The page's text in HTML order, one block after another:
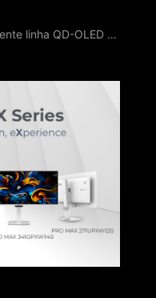
A MSI apresentará sua mais recente linha QD-OLED na COMPUTEX 2026. O MPG OLED 322URDX36 é o grande destaque desta exibição, com um design externo totalmente novo. Ele conta com um painel QD-OLED 4K 360Hz líder de mercado e estreia o Triple Mode, estabelecendo um novo marco para monitores gamer OLED. O MPG OLED 322URDX36 é o primeiro monitor gamer 4K 360Hz de 31,5 polegadas do mundo disponível no mercado a contar com a inovadora configuração